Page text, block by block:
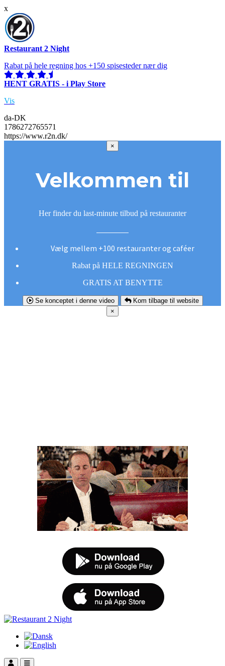
x
Restaurant 2 Night
Rabat på hele regning hos +150 spisesteder nær dig
HENT GRATIS - i Play Store
Vis
da-DK
1786272765571
https://www.r2n.dk/
×
Velkommen til
Her finder du last-minute tilbud på restauranter
Vælg mellem +100 restauranter og caféer
Rabat på HELE REGNINGEN
GRATIS AT BENYTTE
Se konceptet i denne video
Kom tilbage til website
×